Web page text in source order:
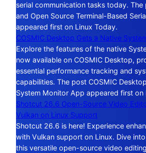
serial communication tasks today. The
and Open Source Terminal-Based
appeared first on Linux Today.
COSMIC Desktop Gets a Native
Explore the features of the native
now available on COSMIC Desktop,
essential performance tracking and
capabilities. The post COSMIC
System Monitor App appeared first on
Shotcut 26.6 Open-Source Video
Vulkan on Linux Support
Shotcut 26.6 is here! Experience
with Vulkan support on Linux. Dive
this versatile open-source video